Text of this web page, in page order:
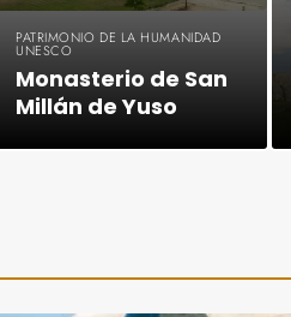
PATRIMONIO DE LA HUMANIDAD
UNESCO
Monasterio de San
Millán de Yuso